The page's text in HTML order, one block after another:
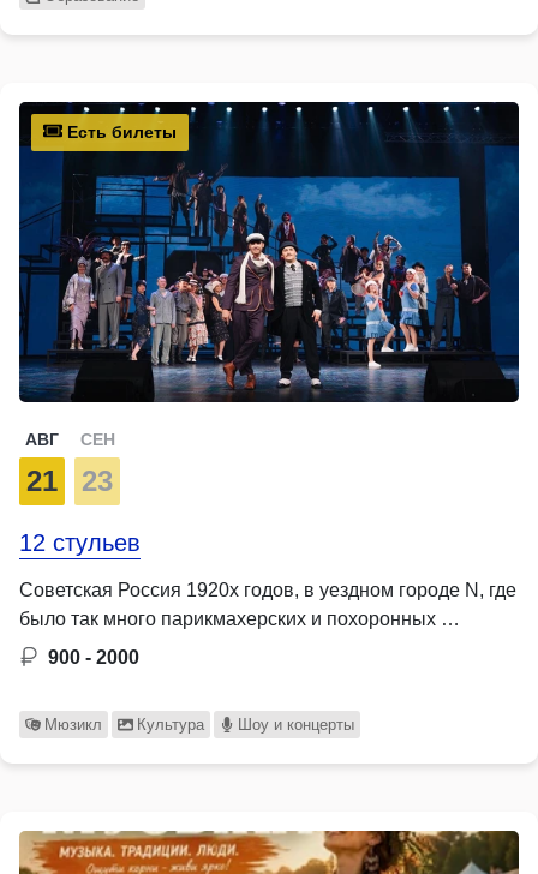
Есть билеты
АВГ
21
СЕН
23
12 стульев
Советская Россия 1920х годов, в уездном городе N, где
было так много парикмахерских и похоронных …
900 - 2000
Мюзикл Культура Шоу и концерты